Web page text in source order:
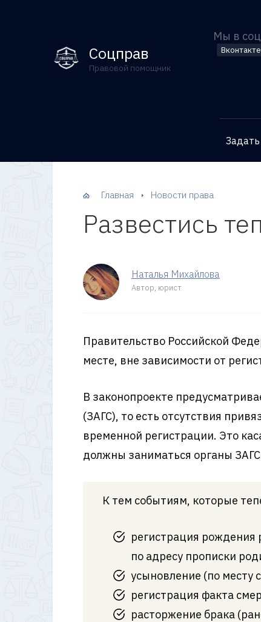
Соцправ
Правовой помощник
Мы в
Вконтакте
Главная Новости права
Развестись
Наталья Михайлова
Автор, юрист
Правительство Российской
месте, вне зависимости от
В законопроекте
(ЗАГС), то есть отсутствия
временной регистрации. Это
должны заниматься органы
К тем событиям, которые
регистрация рождения
по адресу прописки
усыновление (по месту
регистрация факта
расторжение брака